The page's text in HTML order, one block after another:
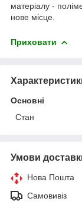
матеріалу -
нове місце.
Приховати
Основні
Стан
Умови
Нова Пошта
Самовивіз